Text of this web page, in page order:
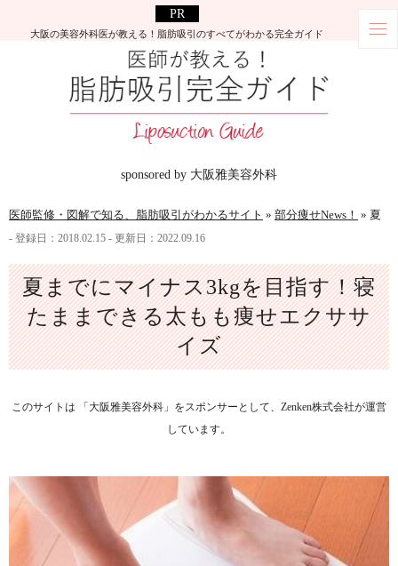
大阪の美容外科医が教える！脂肪吸引のすべてがわかる完全ガイド
sponsored by 大阪雅美容外科
医師監修・図解で知る、脂肪吸引がわかるサイト » 部分痩せNews！ » 夏ま
- 登録日： 2018.02.15 - 更新日： 2022.09.16
夏までにマイナス3kgを目指す！寝
たままできる太もも痩せエクササ
イズ
このサイトは 「大阪雅美容外科」をスポンサーとして、Zenken株式会社が運営
しています。